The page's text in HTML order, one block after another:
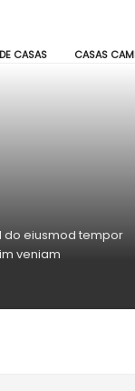
CASAS CASAS
do eiusmod tempor
veniam
preguntas.